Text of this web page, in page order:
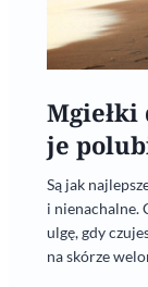
Mgiełki
je
Są jak
i nienachalne.
ulgę, gdy
na skórze